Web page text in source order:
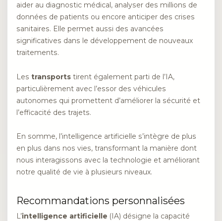
aider au diagnostic médical, analyser des millions de
données de patients ou encore anticiper des crises
sanitaires. Elle permet aussi des avancées
significatives dans le développement de nouveaux
traitements.
Les transports tirent également parti de l’IA,
particulièrement avec l’essor des véhicules
autonomes qui promettent d’améliorer la sécurité et
l’efficacité des trajets.
En somme, l’intelligence artificielle s’intègre de plus
en plus dans nos vies, transformant la manière dont
nous interagissons avec la technologie et améliorant
notre qualité de vie à plusieurs niveaux.
Recommandations personnalisées
L’intelligence artificielle (IA) désigne la capacité